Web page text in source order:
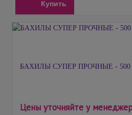
Купить
БАХИЛЫ СУПЕР ПРОЧНЫЕ -
Цены уточняйте у